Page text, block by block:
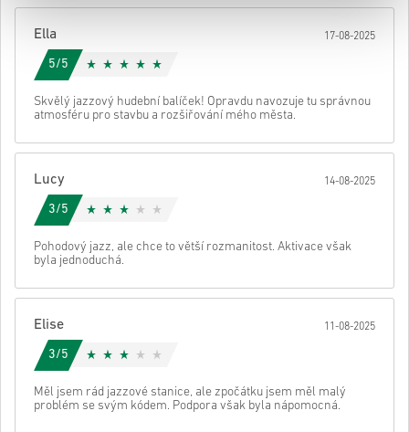
Poté obdržíš e-mail s bezpečným odkazem pro přístup ke svému
kódu.
Ella 17-08-2025
5/5
Skvělý jazzový hudební balíček! Opravdu navozuje tu správnou
atmosféru pro stavbu a rozšiřování mého města.
Lucy 14-08-2025
3/5
Pohodový jazz, ale chce to větší rozmanitost. Aktivace však
byla jednoduchá.
Elise 11-08-2025
3/5
Měl jsem rád jazzové stanice, ale zpočátku jsem měl malý
problém se svým kódem. Podpora však byla nápomocná.